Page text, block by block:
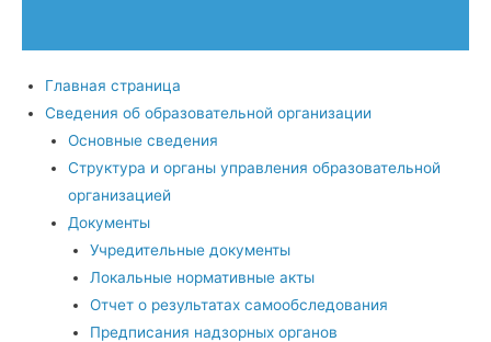
Главная страница
Сведения об образовательной организации
Основные сведения
Структура и органы управления образовательной
организацией
Документы
Учредительные документы
Локальные нормативные акты
Отчет о результатах самообследования
Предписания надзорных органов